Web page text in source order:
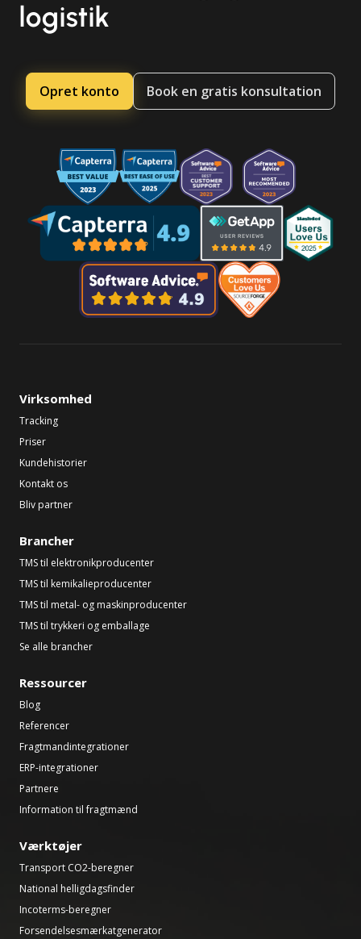
logistik
Opret konto Book en gratis konsultation
Virksomhed
Tracking
Priser
Kundehistorier
Kontakt os
Bliv partner
Brancher
TMS til elektronikproducenter
TMS til kemikalieproducenter
TMS til metal- og maskinproducenter
TMS til trykkeri og emballage
Se alle brancher
Ressourcer
Blog
Referencer
Fragtmandintegrationer
ERP-integrationer
Partnere
Information til fragtmænd
Værktøjer
Transport CO2-beregner
National helligdagsfinder
Incoterms-beregner
Forsendelsesmærkatgenerator